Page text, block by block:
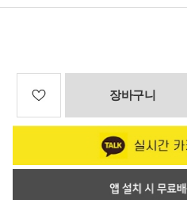
장바구니